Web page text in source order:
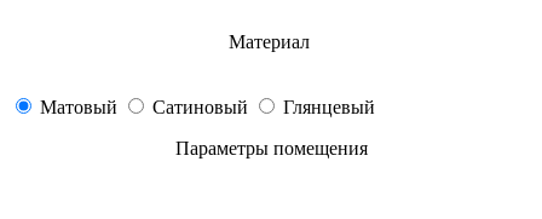
Материал
Матовый Сатиновый
Глянцевый
Параметры помещения